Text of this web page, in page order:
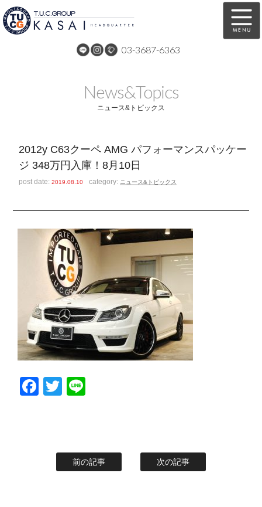
03-3687-6363
全国納車 特別作業
注文販売
スタッフ紹介 リクルート
お問い合わせ 会社概要
スタッフblog
ホーム T.U.C.GROUP
News&Topics
ニュース&トピックス
2012y C63クーペ AMG パフォーマンスパッケー
ジ 348万円入庫！8月10日
post date:2019.08.10 category: ニュース&トピックス
Facebook
Twitter
前の記事 次の記事